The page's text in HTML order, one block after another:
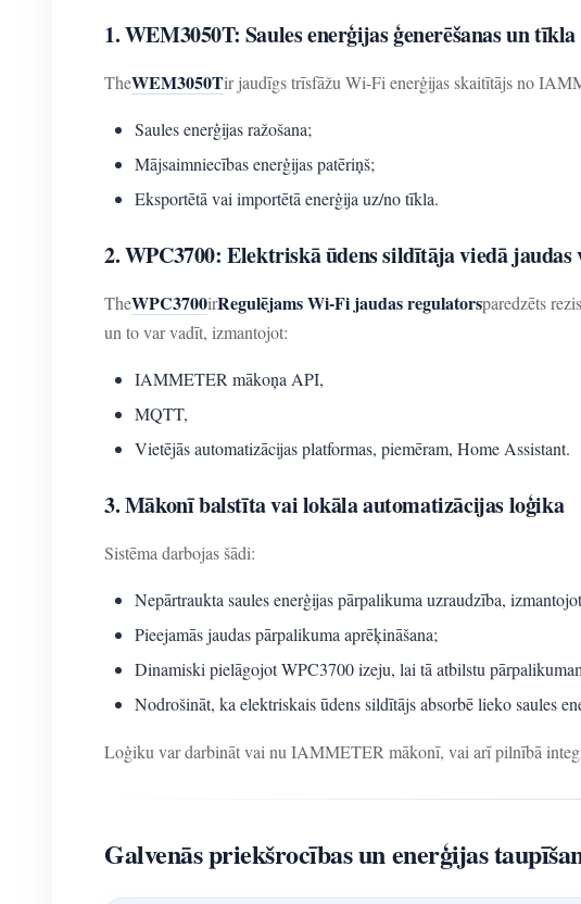
1. WEM3050T: Saules enerģijas ģenerēšanas un
TheWEM3050Tir jaudīgs trīsfāžu Wi-Fi enerģijas skaitītājs no
Saules enerģijas ražošana;
Mājsaimniecības enerģijas patēriņš;
Eksportētā vai importētā enerģija uz/no tīkla.
2. WPC3700: Elektriskā ūdens sildītāja viedā jaudas
TheWPC3700irRegulējams Wi-Fi jaudas regulatorsparedzēts
un to var vadīt, izmantojot:
IAMMETER mākoņa API,
MQTT,
Vietējās automatizācijas platformas, piemēram, Home Assistant.
3. Mākonī balstīta vai lokāla automatizācijas loģika
Sistēma darbojas šādi:
Nepārtraukta saules enerģijas pārpalikuma uzraudzība,
Pieejamās jaudas pārpalikuma aprēķināšana;
Dinamiski pielāgojot WPC3700 izeju, lai tā atbilstu
Nodrošināt, ka elektriskais ūdens sildītājs absorbē lieko saules
Loģiku var darbināt vai nu IAMMETER mākonī, vai arī pilnībā
Galvenās priekšrocības un enerģijas